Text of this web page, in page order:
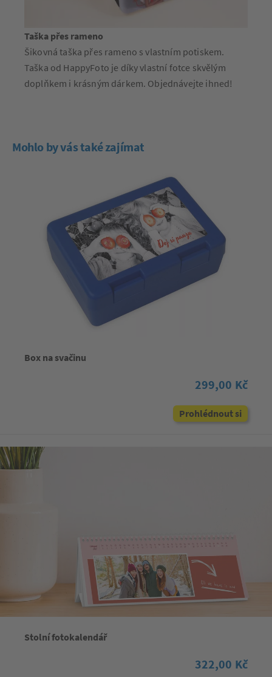
Taška přes rameno
Šikovná taška přes rameno s vlastním potiskem.
Taška od HappyFoto je díky vlastní fotce skvělým
doplňkem i krásným dárkem. Objednávejte ihned!
Mohlo by vás také zajímat
Box na svačinu
299,00 Kč
Prohlédnout si
Stolní fotokalendář
322,00 Kč